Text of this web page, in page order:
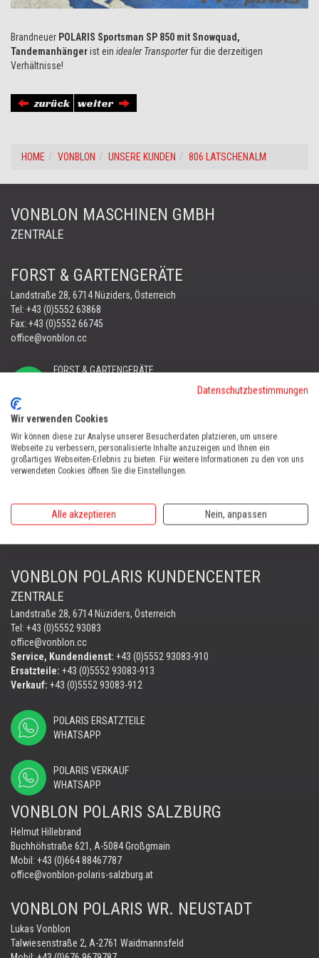
Brandneuer POLARIS Sportsman SP 850 mit Snowquad,
Tandemanhängerist ein idealer Transporterfür die derzeitigen
Verhältnisse!
zurück weiter
HOME VONBLON UNSERE KUNDEN 806 LATSCHENALM
VONBLON MASCHINEN GMBH
ZENTRALE
FORST & GARTENGERÄTE
Landstraße 28, 6714 Nüziders, Österreich
Tel: +43 (0)5552 63868
Fax: +43 (0)5552 66745
office@vonblon.cc
FORST & GARTENGERÄTE
AUTOMOWER
Automower Kundendienst Nüziders
Tel:+43 (0)5552 31607
Maria-Theresien-Straße 77, 6890 Lustenau
Harry Zudrell
VONBLON POLARIS KUNDENCENTER
ZENTRALE
Landstraße 28, 6714 Nüziders, Österreich
Tel: +43 (0)5552 93083
office@vonblon.cc
Service, Kundendienst: +43 (0)5552 93083-910
Ersatzteile: +43 (0)5552 93083-913
Verkauf: +43 (0)5552 93083-912
POLARIS ERSATZTEILE
WHATSAPP
POLARIS VERKAUF
WHATSAPP
VONBLON POLARIS SALZBURG
Helmut Hillebrand
Buchhöhstraße 621, A-5084 Großgmain
Mobil: +43 (0)664 88467787
office@vonblon-polaris-salzburg.at
VONBLON POLARIS WR. NEUSTADT
Lukas Vonblon
Talwiesenstraße 2, A-2761 Waidmannsfeld
Datenschutzbestimmungen
Wir verwenden Cookies
Wir können diese zur Analyse unserer Besucherdaten platzieren, um unsere
Webseite zu verbessern, personalisierte Inhalte anzuzeigen und Ihnen ein
großartiges Webseiten-Erlebnis zu bieten. Für weitere Informationen zu den von uns
verwendeten Cookies öffnen Sie die Einstellungen.
Alle akzeptieren Nein, anpassen